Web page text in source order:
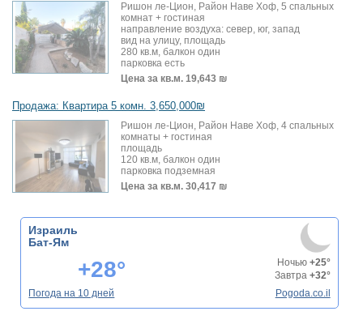
Ришон ле-Цион, Район Наве Хоф, 5 спальных
комнат + гостиная
направление воздуха: север, юг, запад
вид на улицу, площадь
280 кв.м, балкон один
парковка есть
Цена за кв.м. 19,643 ₪
Продажа: Квартира 5 комн. 3,650,000₪
Ришон ле-Цион, Район Наве Хоф, 4 спальных
комнаты + гостиная
площадь
120 кв.м, балкон один
парковка подземная
Цена за кв.м. 30,417 ₪
Израиль
Бат-Ям
+28° Ночью +25°
Завтра +32°
Погода на 10 дней
Pogoda.co.il